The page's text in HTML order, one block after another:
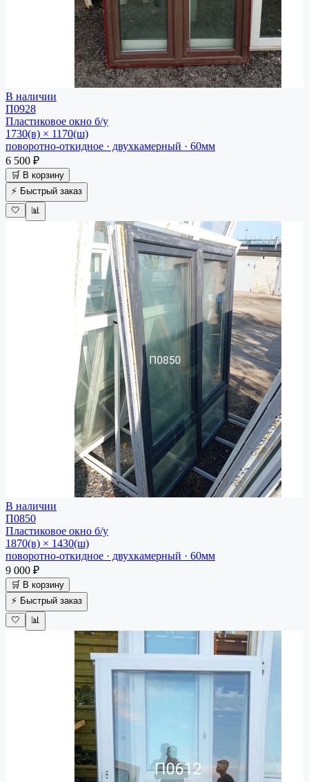
В наличии
П0928
Пластиковое окно б/у
1730(в) × 1170(ш)
поворотно-откидное · двухкамерный · 60мм
6 500 ₽
🛒 В корзину
⚡ Быстрый заказ
🤍
📊
В наличии
П0850
Пластиковое окно б/у
1870(в) × 1430(ш)
поворотно-откидное · двухкамерный · 60мм
9 000 ₽
🛒 В корзину
⚡ Быстрый заказ
🤍
📊